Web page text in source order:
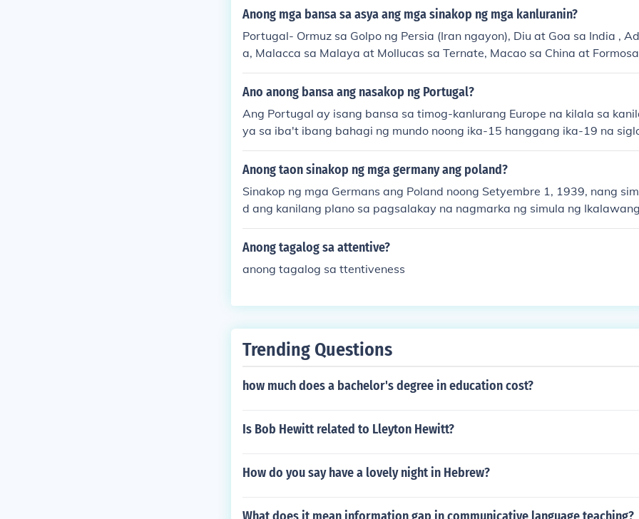
lihiyon, at lipunan ng Pilipinas.
Anong mga bansa sa asya ang mga sinakop ng mga kanluranin?
Portugal- Ormuz sa Golpo ng Persia (Iran ngayon), Diu at Goa sa India ,
a, Malacca sa Malaya at Mollucas sa Ternate, Macao sa China at
yon) France- Laos, Cochin China , Cambodia, at Annam sa Asya
Ano anong bansa ang nasakop ng Portugal?
Ang Portugal ay isang bansa sa timog-kanlurang Europe na kilala sa
ya sa iba't ibang bahagi ng mundo noong ika-15 hanggang ika-19 na
bansang nasakop ng Portugal ay ang Brazil sa Amerika, Angola sa
Asya. Ang kanilang kolonyalismo ay nagdulot ng malalim na impluwensya
Anong taon sinakop ng mga germany ang poland?
Sinakop ng mga Germans ang Poland noong Setyembre 1, 1939, nang
d ang kanilang plano sa pagsalakay na nagmarka ng simula ng
andaigdig. Sa loob ng ilang linggo, nasakop ng mga puwersang Aleman
ahagi ng bansa. Ang pagsakop ay nagdulot ng malawakang pagkawasak
Anong tagalog sa attentive?
anong tagalog sa ttentiveness
Trending Questions
how much does a bachelor's degree in education cost?
Is Bob Hewitt related to Lleyton Hewitt?
How do you say have a lovely night in Hebrew?